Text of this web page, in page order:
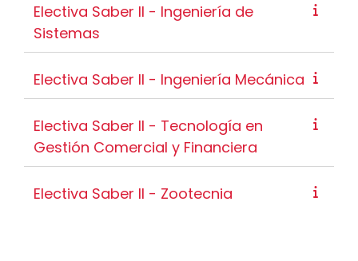
Electiva Saber II - Ingeniería de
Sistemas
Electiva Saber II - Ingeniería Mecánica
Electiva Saber II - Tecnología en
Gestión Comercial y Financiera
Electiva Saber II - Zootecnia